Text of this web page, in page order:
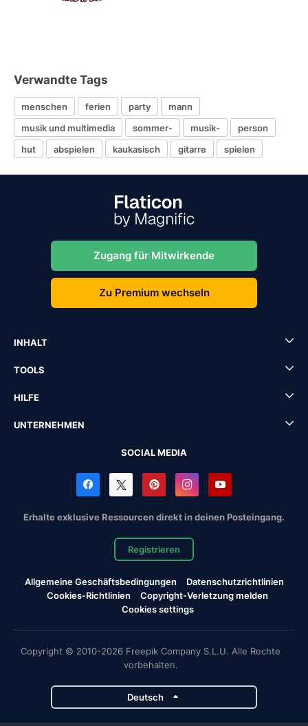
Verwandte Tags
menschen ferien party
mann
musik und multimedia
sommer- musik-
person
hut
abspielen kaukasisch gitarre spielen
Zugang für Mitwirkende
Zu Premium wechseln
INHALT
TOOLS
HILFE
UNTERNEHMEN
SOCIAL MEDIA
Erhalte exklusive Ressourcen direkt in deinen Posteingang.
Registrieren
Allgemeine Geschäftsbedingungen
Datenschutzrichtlinien
Cookies-Richtlinien
Copyright-Verletzung melden
Cookies settings
Copyright © 2010-2026 Freepik Company S.L.U. Alle Rechte
vorbehalten.
Deutsch